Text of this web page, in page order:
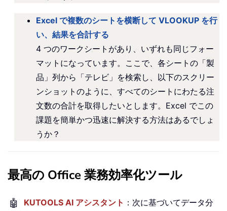
Excel で複数のシートを横断して VLOOKUP を行
い、結果を合計する
4 つのワークシートがあり、いずれも同じフォー
マットになっています。ここで、各シートの「製
品」列から「テレビ」を検索し、以下のスクリー
ンショットのように、すべてのシートにわたる注
文数の合計を取得したいとします。Excel でこの
課題を簡単かつ迅速に解決する方法はあるでしょ
うか？
最高の Office 業務効率化ツール
🤖 KUTOOLS AI アシスタント ：次に基づいてデータ分